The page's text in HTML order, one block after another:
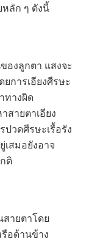
ลัก ๆ ดังนี้
องลูกตา แสงจะ
การเอียงศีรษะ
ทางผิด
สายตาเอียง
วดศีรษะเรื้อรัง
สมอยังอาจ
ติ
ายตาโดย
อด้านข้าง